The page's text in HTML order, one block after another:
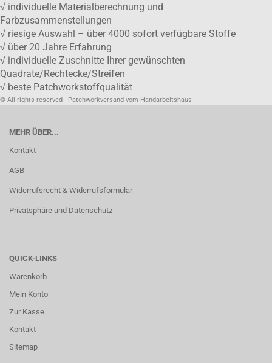
√ individuelle Materialberechnung und
Farbzusammenstellungen
√ riesige Auswahl – über 4000 sofort verfügbare Stoffe
√ über 20 Jahre Erfahrung
√ individuelle Zuschnitte Ihrer gewünschten
Quadrate/Rechtecke/Streifen
√ beste Patchworkstoffqualität
© All rights reserved - Patchworkversand vom Handarbeitshaus
MEHR ÜBER...
Kontakt
AGB
Widerrufsrecht & Widerrufsformular
Privatsphäre und Datenschutz
QUICK-LINKS
Warenkorb
Mein Konto
Zur Kasse
Kontakt
Sitemap